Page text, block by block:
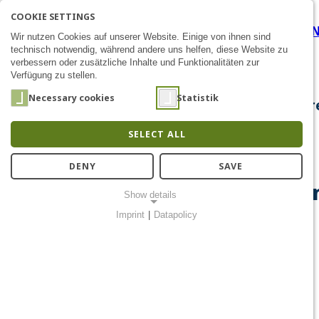
Zum Inhalt
Barkhausen Institut SEARCH EN
About UsResearch Chip Design Public
30.09.-02.10.2019 |
Konferenz in Dresden
COOKIE SETTINGS
Wir nutzen Cookies auf unserer Website. Einige von ihnen sind
technisch notwendig, während andere uns helfen, diese Website zu
verbessern oder zusätzliche Inhalte und Funktionalitäten zur
Verfügung zu stellen.
Necessary cookies Statistik
SELECT ALL
DENY SAVE
Show details
Imprint Datapolicy